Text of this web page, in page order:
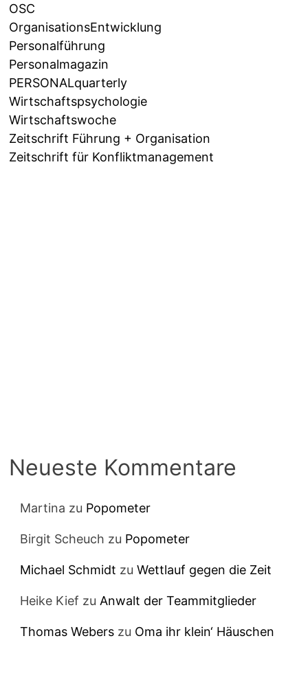
OSC
OrganisationsEntwicklung
Personalführung
Personalmagazin
PERSONALquarterly
Wirtschaftspsychologie
Wirtschaftswoche
Zeitschrift Führung + Organisation
Zeitschrift für Konfliktmanagement
Neueste Kommentare
Martina zu Popometer
Birgit Scheuch zu Popometer
Michael Schmidt zuWettlauf gegen die Zeit
Heike Kief zu Anwalt der Teammitglieder
Thomas Webers zu Oma ihr klein‘ Häuschen